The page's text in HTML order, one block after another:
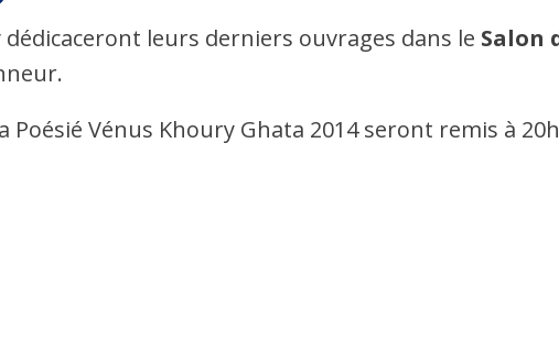
leurs derniers ouvrages dans le Salon
Poésié Vénus Khoury Ghata 2014 seront remis à